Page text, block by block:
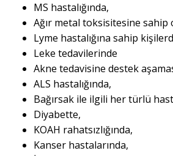
MS hastalığında,
Ağır metal toksisitesine sahip
Lyme hastalığına sahip
Leke tedavilerinde
Akne tedavisine destek
ALS hastalığında,
Bağırsak ile ilgili her türlü
Diyabette,
KOAH rahatsızlığında,
Kanser hastalarında,